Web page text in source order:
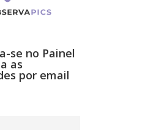
se no Painel
as
por email